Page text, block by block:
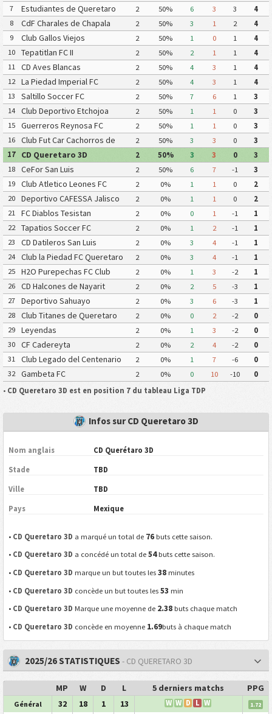
7
Estudiantes de Queretaro
FC
2 50% 6 3 3
4
8
CdF Charales de Chapala 2 50% 3 1 2
4
9
Club Gallos Viejos 2 50% 1 0 1
4
10
Tepatitlan FC II 2 50% 2 1 1
4
11
CD Aves Blancas 2 50% 4 3 1
4
12
La Piedad Imperial FC 2 50% 4 3 1
4
13
Saltillo Soccer FC 2 50% 7 6 1
3
14
Club Deportivo Etchojoa 2 50% 1 1 0
3
15
Guerreros Reynosa FC 2 50% 1 1 0
3
16
Club Fut Car Cachorros de
Leon
2 50% 3 3 0
3
17
CD Queretaro 3D 2 50% 3 3 0
3
18
CeFor San Luis 2 50% 6 7 -1
3
19
Club Atletico Leones FC 2 0% 1 1 0
2
20
Deportivo CAFESSA Jalisco 2 0% 1 1 0
2
21
FC Diablos Tesistan 2 0% 0 1 -1
1
22
Tapatios Soccer FC 2 0% 1 2 -1
1
23
CD Datileros San Luis 2 0% 3 4 -1
1
24
Club la Piedad FC Queretaro 2 0% 3 4 -1
1
25
H2O Purepechas FC Club
Atletico Morelia II
2 0% 1 3 -2
1
26
CD Halcones de Nayarit 2 0% 2 5 -3
1
27
Deportivo Sahuayo 2 0% 3 6 -3
1
28
Club Titanes de Queretaro 2 0% 0 2 -2
0
29
Leyendas 2 0% 1 3 -2
0
30
CF Cadereyta 2 0% 2 4 -2
0
31
Club Legado del Centenario 2 0% 1 7 -6
0
32
Gambeta FC 2 0% 0 10 -10
0
• CD Queretaro 3D est en position 7 du tableau Liga TDP
Infos sur CD Queretaro 3D
Nom anglais CD Querétaro 3D
Stade TBD
Ville TBD
Pays Mexique
• CD Queretaro 3D a marqué un total de 76 buts cette saison.
• CD Queretaro 3D a concédé un total de54buts cette saison.
• CD Queretaro 3D marque un but toutes les38 minutes
• CD Queretaro 3D concède un but toutes les53 min
• CD Queretaro 3D Marque une moyenne de 2.38 buts chaque match
• CD Queretaro 3D concède en moyenne 1.69buts à chaque match
2025/26 STATISTIQUES - CD QUERETARO 3D
MP W D L 5 derniers matchs PPG
Général 32 18 1 13 W W D L W 1.72